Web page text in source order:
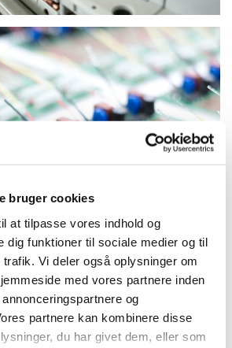
bruger cookies
at tilpasse vores indhold og
dig funktioner til sociale medier og til
Vi deler også oplysninger om
med vores partnere inden
og
partnere kan kombinere disse
du har givet dem, eller som
grundlagt af forretningsmand Franz
Wilhelm Engels i Norden,
i 1950'erne banebrydende arbejde
mod fejlstrøm ved at udvikle,
de første fejlstrømsafbrydere. Det var
i begyndelsen, da RCD'er hverken